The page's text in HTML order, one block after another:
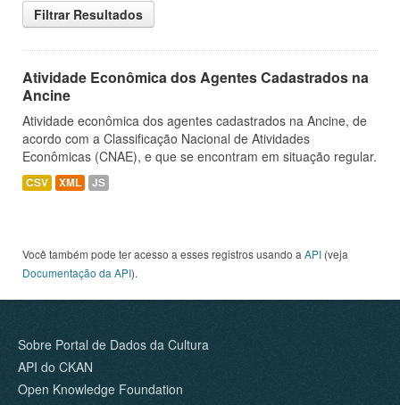
Filtrar Resultados
Atividade Econômica dos Agentes Cadastrados na
Ancine
Atividade econômica dos agentes cadastrados na Ancine, de
acordo com a Classificação Nacional de Atividades
Econômicas (CNAE), e que se encontram em situação regular.
CSV XML JS
Você também pode ter acesso a esses registros usando a API (veja
Documentação da API).
Sobre Portal de Dados da Cultura
API do CKAN
Open Knowledge Foundation